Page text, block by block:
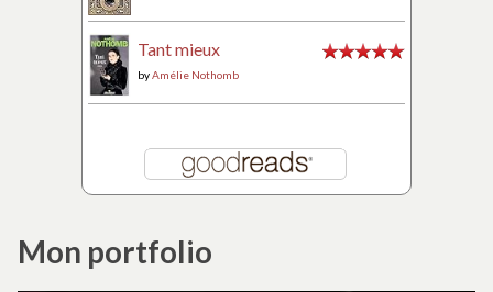
Tant mieux
byAmélie Nothomb
Mon portfolio